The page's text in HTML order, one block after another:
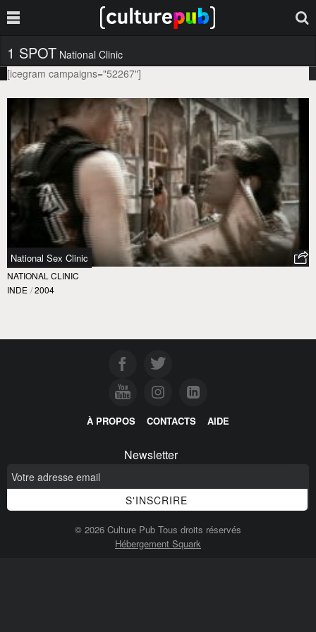
1 SPOT National Clinic
[icegram campaigns="52267"]
National Sex Clinic
NATIONAL CLINIC
INDE / 2004
À PROPOS CONTACTS AIDE
Newsletter
© 2026 Culture Pub Tous droits réservés
Hébergement Squark